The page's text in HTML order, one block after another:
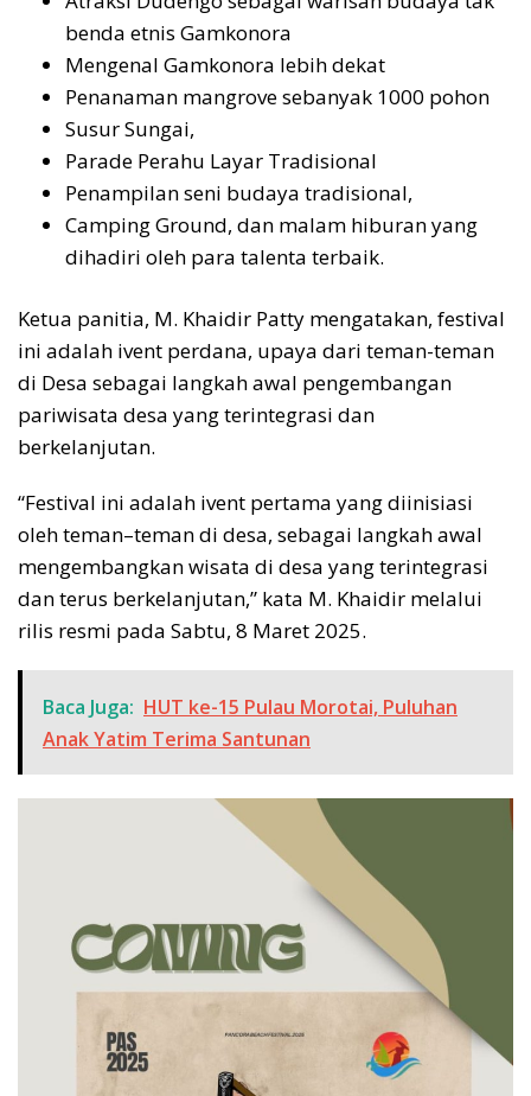
benda etnis Gamkonora
Mengenal Gamkonora lebih dekat
Penanaman mangrove sebanyak 1000 pohon
Susur Sungai,
Parade Perahu Layar Tradisional
Penampilan seni budaya tradisional,
Camping Ground, dan malam hiburan yang
dihadiri oleh para talenta terbaik.
Ketua panitia, M. Khaidir Patty mengatakan, festival
ini adalah ivent perdana, upaya dari teman-teman
di Desa sebagai langkah awal pengembangan
pariwisata desa yang terintegrasi dan
berkelanjutan.
“Festival ini adalah ivent pertama yang diinisiasi
oleh teman–teman di desa, sebagai langkah awal
mengembangkan wisata di desa yang terintegrasi
dan terus berkelanjutan,” kata M. Khaidir melalui
rilis resmi pada Sabtu, 8 Maret 2025.
Baca Juga: HUT ke-15 Pulau Morotai, Puluhan
Anak Yatim Terima Santunan